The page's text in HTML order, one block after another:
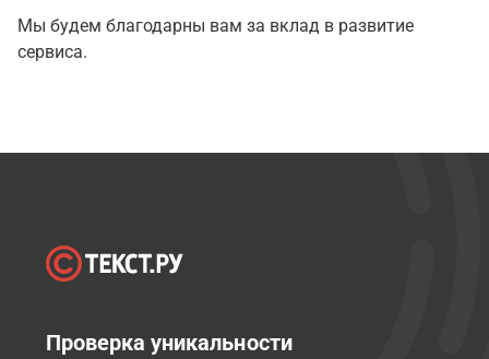
Мы будем благодарны вам за вклад в развитие
сервиса.
Проверка уникальности